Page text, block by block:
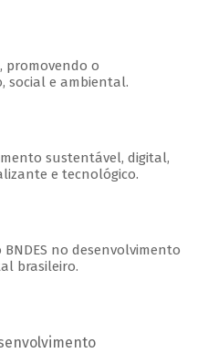
promovendo o
social e ambiental.
sustentável, digital,
e tecnológico.
no desenvolvimento
brasileiro.